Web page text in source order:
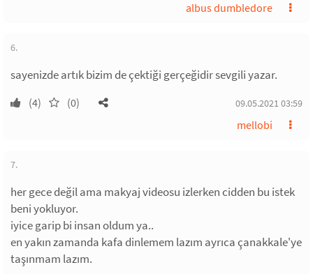
albus dumbledore
6.
sayenizde artık bizim de çektiği gerçeğidir sevgili yazar.
(4) (0) 09.05.2021 03:59
mellobi
7.
her gece değil ama makyaj videosu izlerken cidden bu istek
beni yokluyor.
iyice garip bi insan oldum ya..
en yakın zamanda kafa dinlemem lazım ayrıca çanakkale'ye
taşınmam lazım.